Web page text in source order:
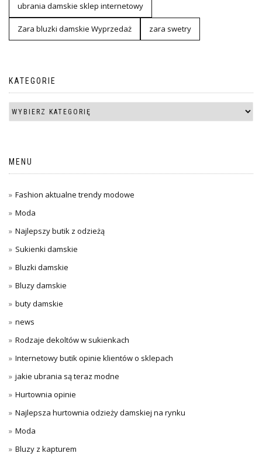
ubrania damskie sklep internetowy
Zara bluzki damskie Wyprzedaż zara swetry
KATEGORIE
MENU
Fashion aktualne trendy modowe
Moda
Najlepszy butik z odzieżą
Sukienki damskie
Bluzki damskie
Bluzy damskie
buty damskie
news
Rodzaje dekoltów w sukienkach
Internetowy butik opinie klientów o sklepach
jakie ubrania są teraz modne
Hurtownia opinie
Najlepsza hurtownia odzieży damskiej na rynku
Moda
Bluzy z kapturem